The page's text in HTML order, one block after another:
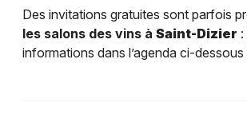
Des invitations gratuites sont parfois
les salons des vins à Saint-Dizier
informations dans l’agenda ci-dessous